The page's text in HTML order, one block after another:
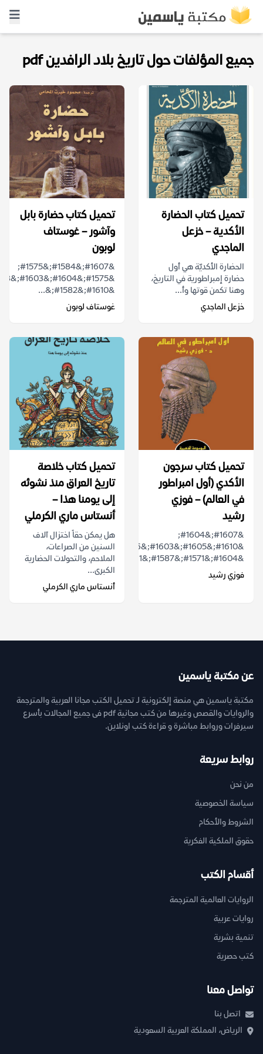
جميع المؤلفات حول تاريخ بلاد الرافدين pdf
تحميل كتاب الحضارة
الأكدية – خزعل
الماجدي
الحضارة الأكديّة هي أول
حضارة إمبراطورية في التاريخ،
وهنا تكمن قوتها وأ...
خزعل الماجدي
تحميل كتاب حضارة بابل
وآشور – غوستاف
لوبون
&#1607;&#1584;&#1575;
&#1610;&#1582;&...
غوستاف لوبون
تحميل كتاب سرجون
الأكدي (أول امبراطور
في العالم) – فوزي
رشيد
&#1607;&#1604;
&#1610;&#1605;&#1603;&#1606;
&#1604;&#1571;&#1587;&#1591;&#1608;&...
فوزي رشيد
تحميل كتاب خلاصة
تاريخ العراق منذ نشوئه
إلى يومنا هذا –
أنستاس ماري الكرملي
هل يمكن حقاً اختزال آلاف
السنين من الصراعات،
الملاحم، والتحولات الحضارية
الكبرى...
أنستاس ماري الكرملي
عن مكتبة ياسمين
مكتبة ياسمين هي منصة إلكترونية لـ تحميل الكتب مجانا العربية والمترجمة
والروايات والقصص وغيرها من كتب مجانية pdf فى جميع المجالات بأسرع
سيرفرات وروابط مباشرة و قراءة كتب اونلاين.
روابط سريعة
من نحن
سياسة الخصوصية
الشروط والأحكام
حقوق الملكية الفكرية
أقسام الكتب
الروايات العالمية المترجمة
روايات عربية
تنمية بشرية
كتب حصرية
تواصل معنا
اتصل بنا
الرياض، المملكة العربية السعودية